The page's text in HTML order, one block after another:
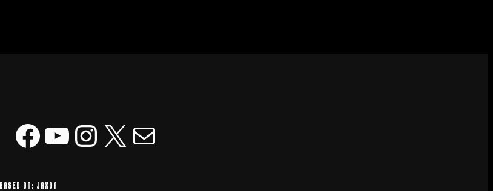
Facebook
YouTube
Instagram
X Mail
based on: Jaxon